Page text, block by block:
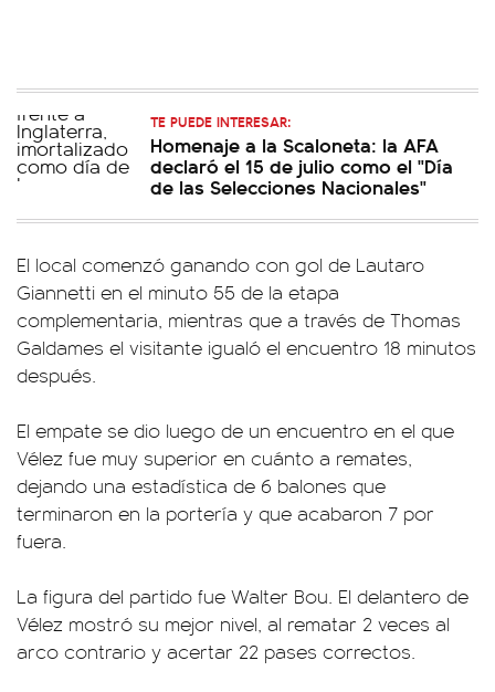
TE PUEDE INTERESAR:
Homenaje a la Scaloneta: la AFA
declaró el 15 de julio como el "Día
de las Selecciones Nacionales"
El local comenzó ganando con gol de Lautaro
Giannetti en el minuto 55 de la etapa
complementaria, mientras que a través de Thomas
Galdames el visitante igualó el encuentro 18 minutos
después.
El empate se dio luego de un encuentro en el que
Vélez fue muy superior en cuánto a remates,
dejando una estadística de 6 balones que
terminaron en la portería y que acabaron 7 por
fuera.
La figura del partido fue Walter Bou. El delantero de
Vélez mostró su mejor nivel, al rematar 2 veces al
arco contrario y acertar 22 pases correctos.